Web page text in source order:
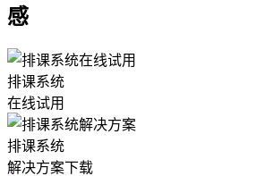
感
排课系统
在线试用
排课系统
解决方案下载